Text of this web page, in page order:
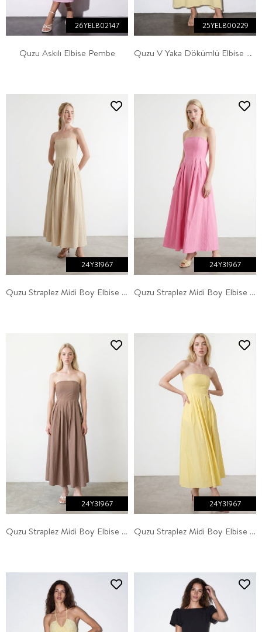
Quzu Askılı Elbise Pembe
26YELB02147
Quzu V Yaka Dökümlü Elbise Sarı
25YELB00229
Quzu Straplez Midi Boy Elbise Taş
24Y31967
Quzu Straplez Midi Boy Elbise Pembe
24Y31967
Quzu Straplez Midi Boy Elbise Kahve
24Y31967
Quzu Straplez Midi Boy Elbise Sarı
24Y31967